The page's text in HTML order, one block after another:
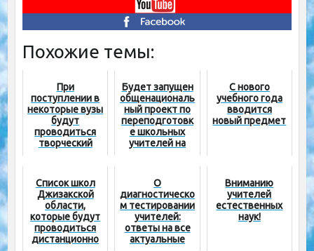
Похожие темы:
При
поступлении в
некоторые вузы
будут
проводиться
творческий
Будет запущен
общенациональ
ный проект по
переподготовк
е школьных
учителей на
С нового
учебного года
вводится
новый предмет
Список школ
Джизакской
области,
которые будут
проводиться
дистанционно
О
диагностическо
м тестировании
учителей:
ответы на все
актуальные
Вниманию
учителей
естественных
наук!